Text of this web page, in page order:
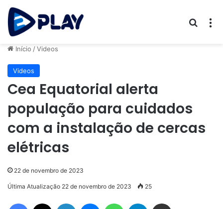
Início /Videos
Videos
Cea Equatorial alerta
população para cuidados
com a instalação de cercas
elétricas
22 de novembro de 2023
Última Atualização 22 de novembro de 2023 25